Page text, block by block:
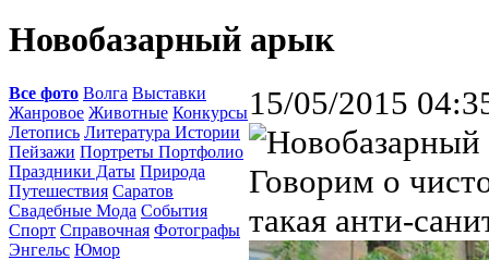
Новобазарный арык
Все фото Волга Выставки
Жанровое Животные Конкурсы
Летопись Литература Истории
Пейзажи Портреты Портфолио
Праздники Даты Природа
Путешествия Саратов
Свадебные Мода События
Спорт Справочная Фотографы
Энгельс Юмор
15/05/2015
Говорим о
такая анти-